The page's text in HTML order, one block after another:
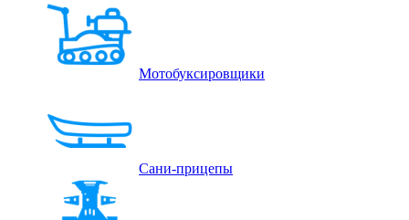
Мотобуксировщики
Сани-прицепы